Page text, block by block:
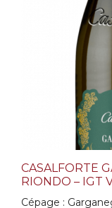
CASALFORTE
RIONDO – IGT
Cépage :